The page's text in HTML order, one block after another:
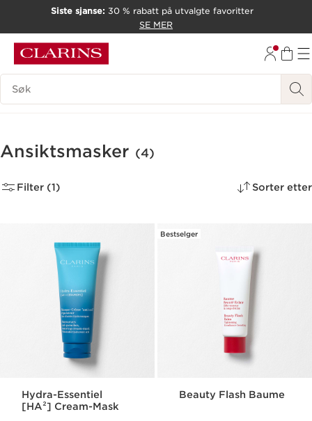
GÅ TIL BUNNTEKST
Siste sjanse: 30 % rabatt på utvalgte favoritter
SE MER
Søk Forklaring
Ansiktsmasker (4)
Filter (1) Sorter etter
Hydra-Essentiel
[HA²] Cream-Mask
Bestselger
Beauty Flash Baume